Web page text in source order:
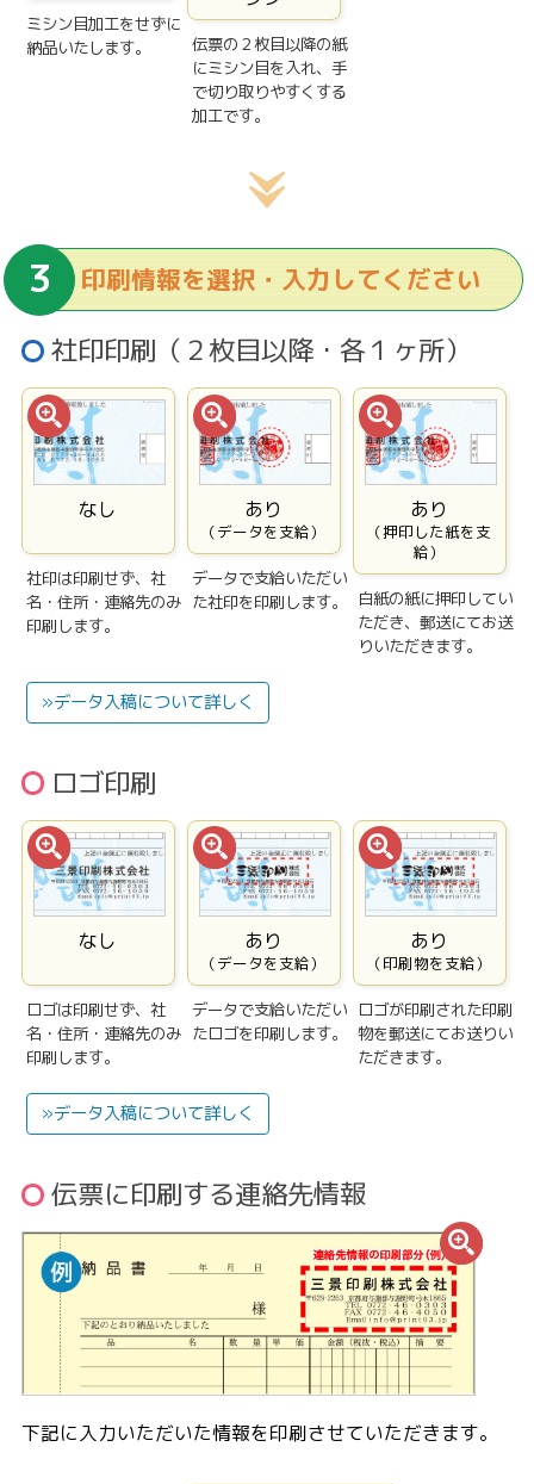
ミシン目加工をせずに
納品いたします。
伝票の２枚目以降の紙
にミシン目を入れ、手
で切り取りやすくする
加工です。
印刷情報を選択・入力してください
社印印刷（２枚目以降・各１ヶ所）
なし
社印は印刷せず、社
名・住所・連絡先のみ
印刷します。
あり
（データを支給）
データで支給いただい
た社印を印刷します。
あり
（押印した紙を支
給）
白紙の紙に押印してい
ただき、郵送にてお送
りいただきます。
»データ入稿について詳しく
ロゴ印刷
なし
ロゴは印刷せず、社
名・住所・連絡先のみ
印刷します。
あり
（データを支給）
データで支給いただい
たロゴを印刷します。
あり
（印刷物を支給）
ロゴが印刷された印刷
物を郵送にてお送りい
ただきます。
»データ入稿について詳しく
伝票に印刷する連絡先情報
下記に入力いただいた情報を印刷させていただきます。